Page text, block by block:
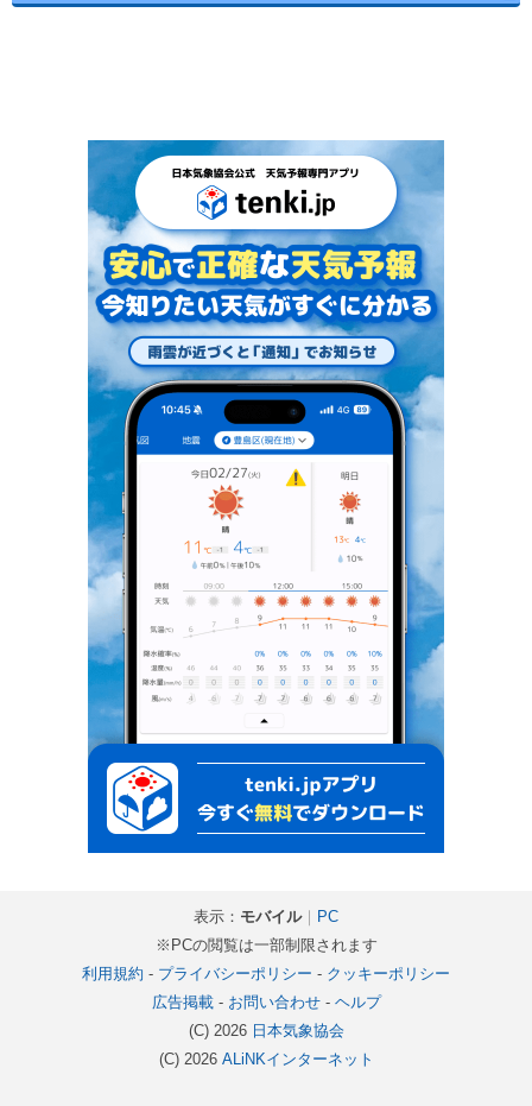
表示： モバイル｜ PC
※PCの閲覧は一部制限されます
利用規約 - プライバシーポリシー - クッキーポリシー
広告掲載- お問い合わせ- ヘルプ
(C) 2026 日本気象協会
(C) 2026 ALiNKインターネット